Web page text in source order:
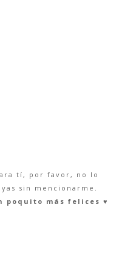
tí, por favor, no lo
sin mencionarme.
poquito más felices ♥︎